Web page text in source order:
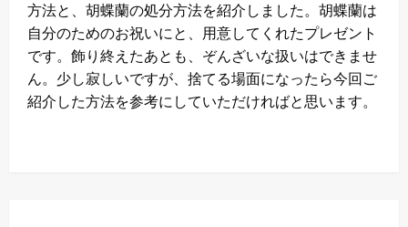
方法と、胡蝶蘭の処分方法を紹介しました。胡蝶蘭は
自分のためのお祝いにと、用意してくれたプレゼント
です。飾り終えたあとも、ぞんざいな扱いはできませ
ん。少し寂しいですが、捨てる場面になったら今回ご
紹介した方法を参考にしていただければと思います。